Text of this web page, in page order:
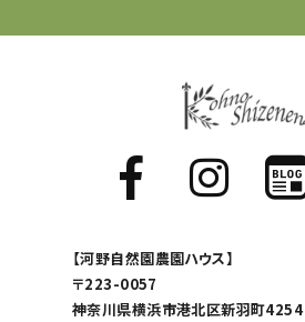
【河野自然園農園ハウス】
〒223-0057
神奈川県横浜市港北区新羽町4254